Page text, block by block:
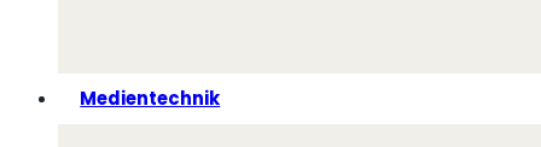
Medientechnik